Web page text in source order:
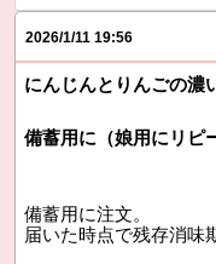
2026/1/11 19:56
にんじんとりんごの濃
備蓄用に（娘用にリピ
備蓄用に注文。
届いた時点で残存消味